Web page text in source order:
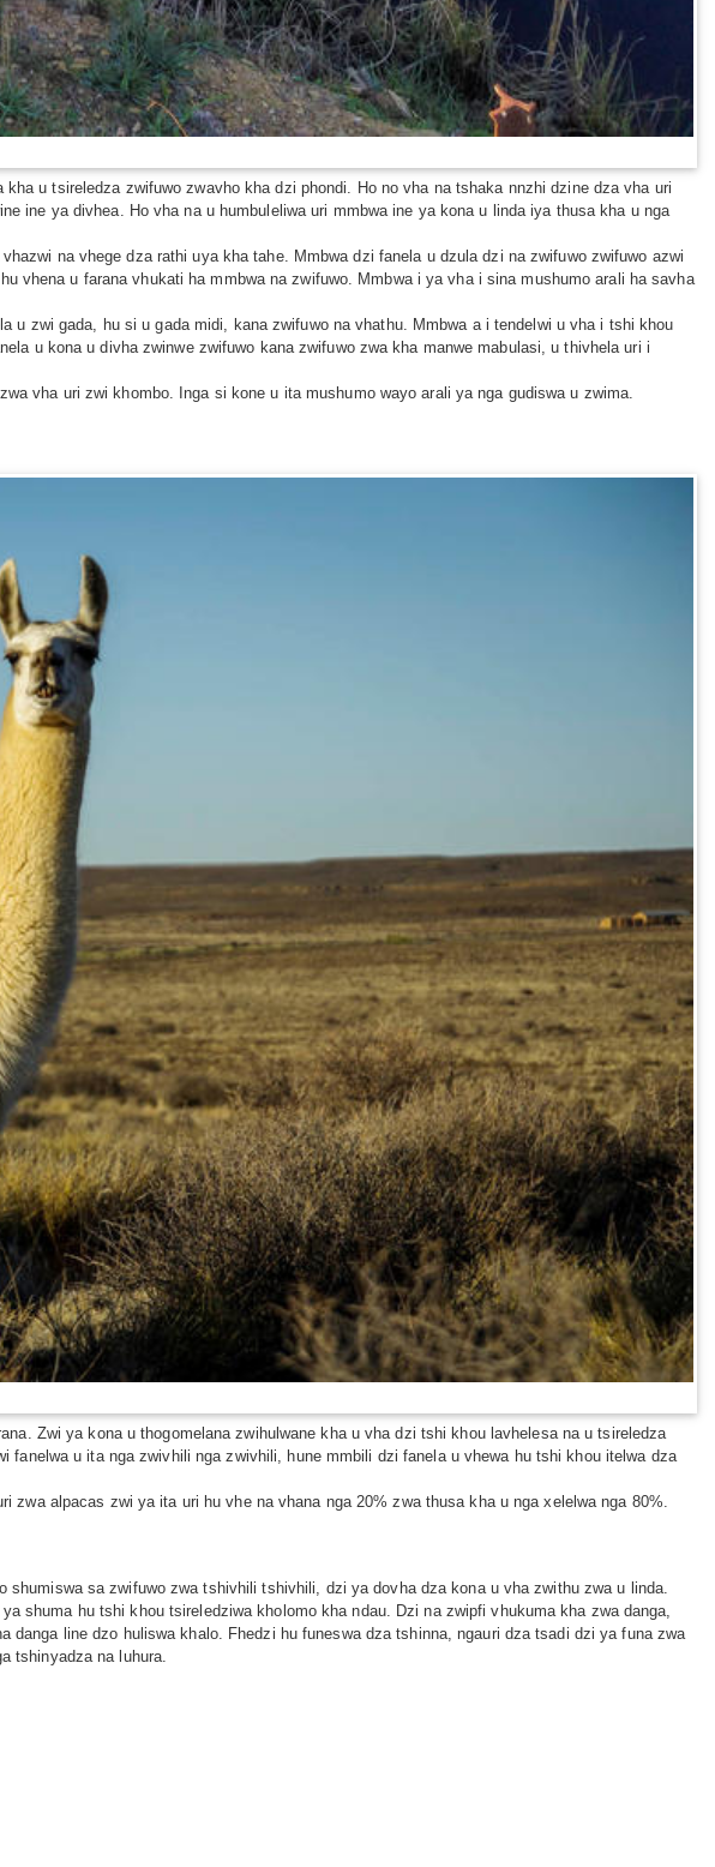
u tsireledza zwifuwo zwavho kha dzi phondi. Ho no vha na tshaka nnzhi dzine dza vha uri
ine ya divhea. Ho vha na u humbuleliwa uri mmbwa ine ya kona u linda iya thusa kha u nga
na vhege dza rathi uya kha tahe. Mmbwa dzi fanela u dzula dzi na zwifuwo zwifuwo azwi
vhena u farana vhukati ha mmbwa na zwifuwo. Mmbwa i ya vha i sina mushumo arali ha savha
u zwi gada, hu si u gada midi, kana zwifuwo na vhathu. Mmbwa a i tendelwi u vha i tshi khou
u kona u divha zwinwe zwifuwo kana zwifuwo zwa kha manwe mabulasi, u thivhela uri i
vha uri zwi khombo. Inga si kone u ita mushumo wayo arali ya nga gudiswa u zwima.
Zwi ya kona u thogomelana zwihulwane kha u vha dzi tshi khou lavhelesa na u tsireledza
u ita nga zwivhili nga zwivhili, hune mmbili dzi fanela u vhewa hu tshi khou itelwa dza
alpacas zwi ya ita uri hu vhe na vhana nga 20% zwa thusa kha u nga xelelwa nga 80%.
shumiswa sa zwifuwo zwa tshivhili tshivhili, dzi ya dovha dza kona u vha zwithu zwa u linda.
shuma hu tshi khou tsireledziwa kholomo kha ndau. Dzi na zwipfi vhukuma kha zwa danga,
danga line dzo huliswa khalo. Fhedzi hu funeswa dza tshinna, ngauri dza tsadi dzi ya funa zwa
tshinyadza na luhura.